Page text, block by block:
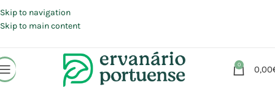
Skip to navigation
Skip to main content
0 0,00